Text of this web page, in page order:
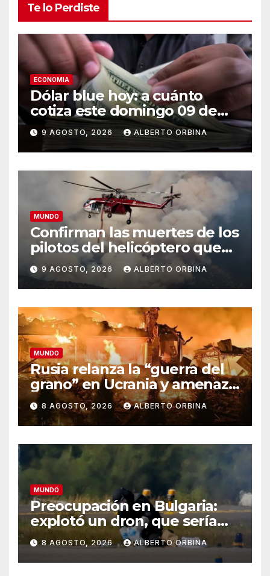
Te lo Perdiste
ECONOMIA
Dólar blue hoy: a cuánto
cotiza este domingo 09 de
agosto
9 AGOSTO, 2026 ALBERTO ORBINA
MUNDO
Confirman las muertes de los
pilotos del helicóptero que
quedó atrapado en medio
del incendio forestal, tras
estrellarse en Utah
9 AGOSTO, 2026 ALBERTO ORBINA
MUNDO
Rusia relanza la “guerra del
grano” en Ucrania y amenaza
el suministro global de
alimentos
8 AGOSTO, 2026 ALBERTO ORBINA
MUNDO
Preocupación en Bulgaria:
explotó un dron, que sería
ucraniano, cerca de un
gasoducto en la frontera con
Rumania
8 AGOSTO, 2026 ALBERTO ORBINA